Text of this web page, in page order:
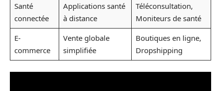
Santé
connectée
Applications santé
à distance
Téléconsultation,
Moniteurs de santé
E-
commerce
Vente globale
simplifiée
Boutiques en ligne,
Dropshipping